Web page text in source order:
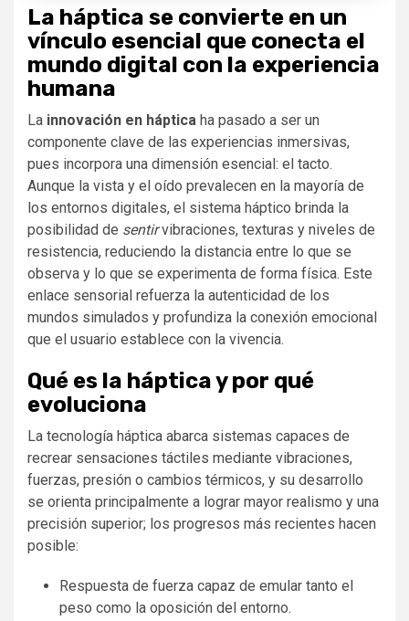
La háptica se convierte en un
vínculo esencial que conecta el
mundo digital con la experiencia
humana
La innovación en háptica ha pasado a ser un
componente clave de las experiencias inmersivas,
pues incorpora una dimensión esencial: el tacto.
Aunque la vista y el oído prevalecen en la mayoría de
los entornos digitales, el sistema háptico brinda la
posibilidad de sentirvibraciones, texturas y niveles de
resistencia, reduciendo la distancia entre lo que se
observa y lo que se experimenta de forma física. Este
enlace sensorial refuerza la autenticidad de los
mundos simulados y profundiza la conexión emocional
que el usuario establece con la vivencia.
Qué es la háptica y por qué
evoluciona
La tecnología háptica abarca sistemas capaces de
recrear sensaciones táctiles mediante vibraciones,
fuerzas, presión o cambios térmicos, y su desarrollo
se orienta principalmente a lograr mayor realismo y una
precisión superior; los progresos más recientes hacen
posible:
Respuesta de fuerza capaz de emular tanto el
peso como la oposición del entorno.